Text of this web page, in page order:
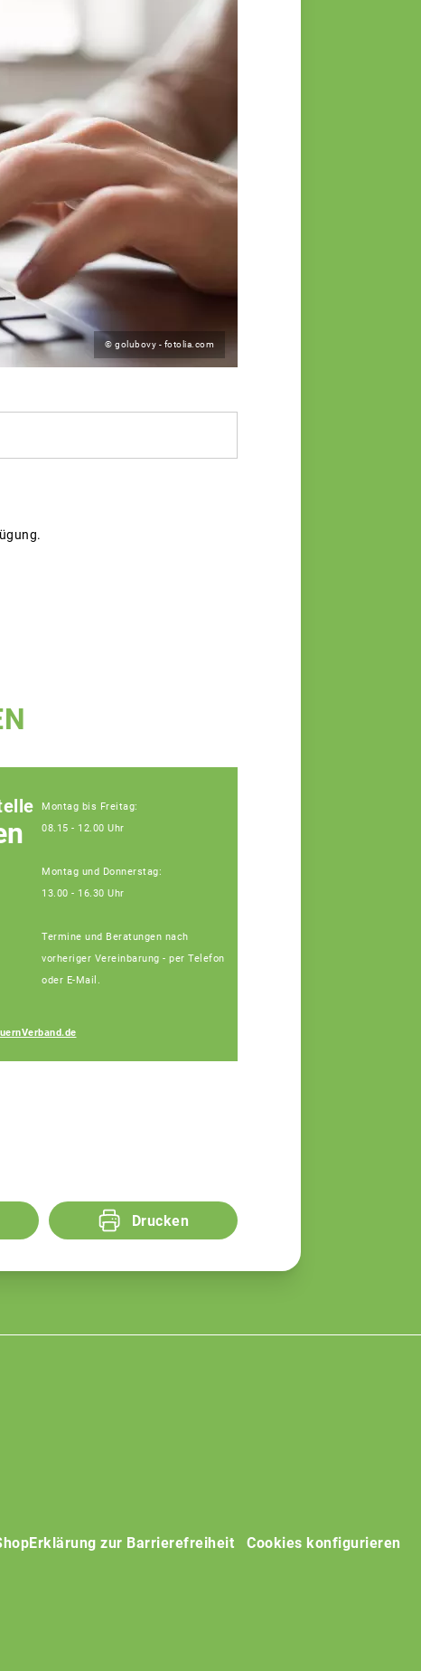
© golubovy - fotolia.com
Montag bis Freitag:
08.15 - 12.00 Uhr
Montag und Donnerstag:
13.00 - 16.30 Uhr
Termine und Beratungen nach
vorheriger Vereinbarung - per Telefon
oder E-Mail.
Drucken
Erklärung zur Barrierefreiheit Cookies konfigurieren